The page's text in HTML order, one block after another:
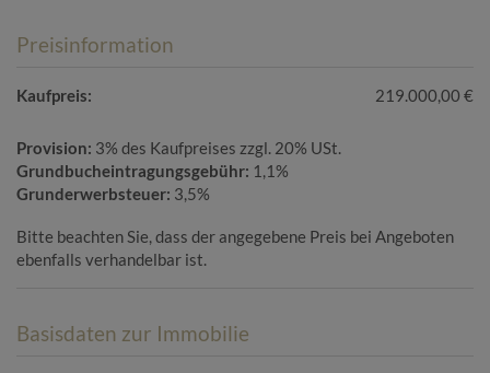
Preisinformation
Kaufpreis: 219.000,00 €
Provision: 3% des Kaufpreises zzgl. 20% USt.
Grundbucheintragungsgebühr: 1,1%
Grunderwerbsteuer: 3,5%
Bitte beachten Sie, dass der angegebene Preis bei Angeboten
ebenfalls verhandelbar ist.
Basisdaten zur Immobilie